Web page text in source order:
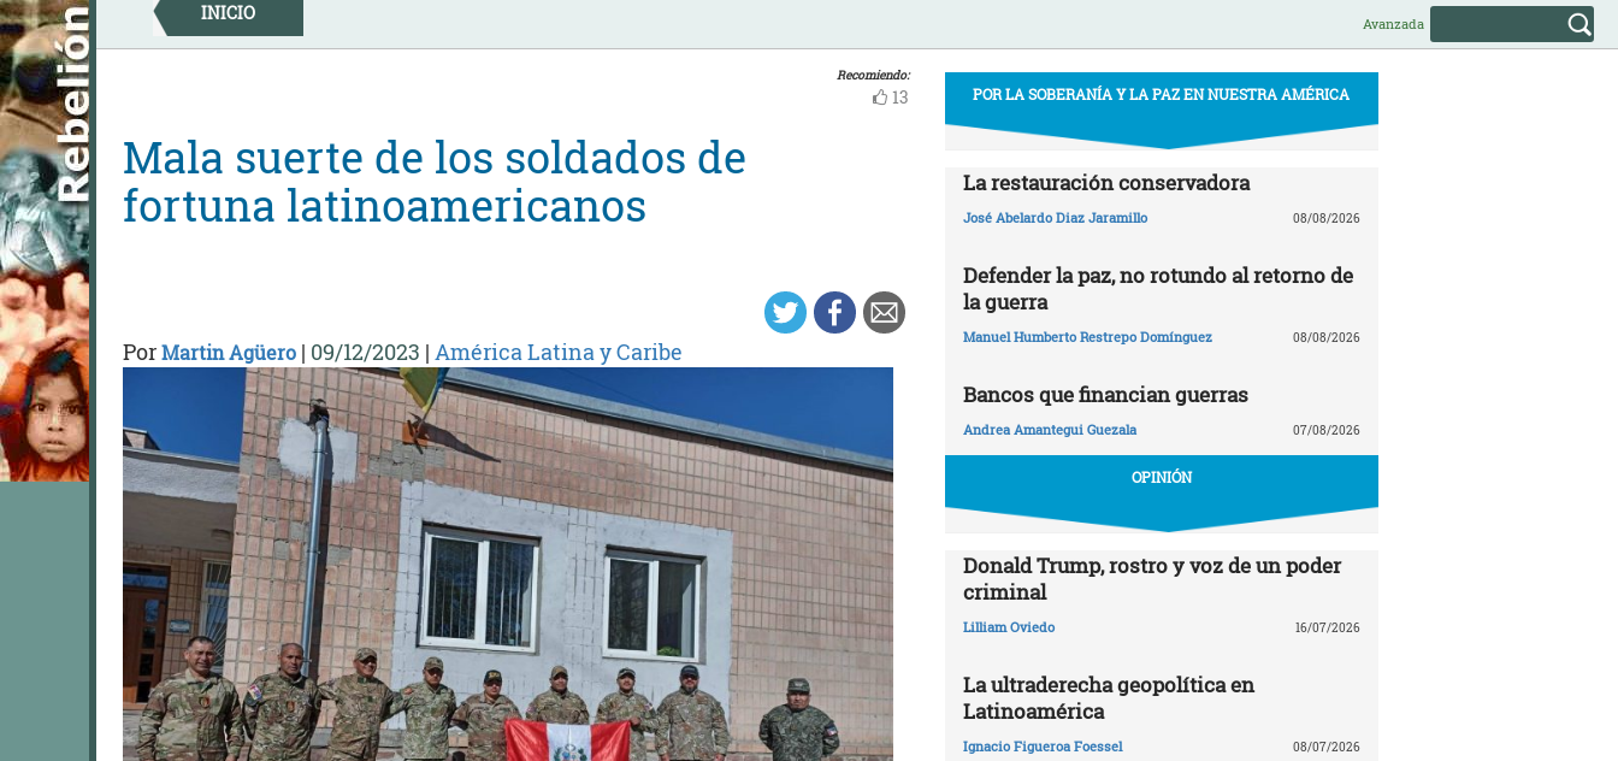
Skip
to
content
INICIO Avanzada
Recomiendo:
13
Mala suerte de los soldados de
fortuna latinoamericanos
PorMartin Agüero | 09/12/2023 | América Latina y Caribe
POR LA SOBERANÍA Y LA PAZ EN NUESTRA AMÉRICA
La restauración conservadora
José Abelardo Diaz Jaramillo 08/08/2026
Defender la paz, no rotundo al retorno de
la guerra
Manuel Humberto Restrepo Domínguez 08/08/2026
Bancos que financian guerras
Andrea Amantegui Guezala 07/08/2026
OPINIÓN
Donald Trump, rostro y voz de un poder
criminal
Lilliam Oviedo 16/07/2026
La ultraderecha geopolítica en
Latinoamérica
Ignacio Figueroa Foessel 08/07/2026